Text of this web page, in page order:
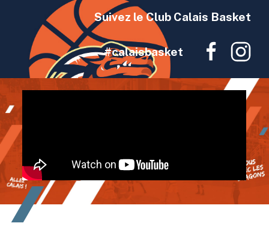
Suivez le Club Calais Basket
#calaisbasket